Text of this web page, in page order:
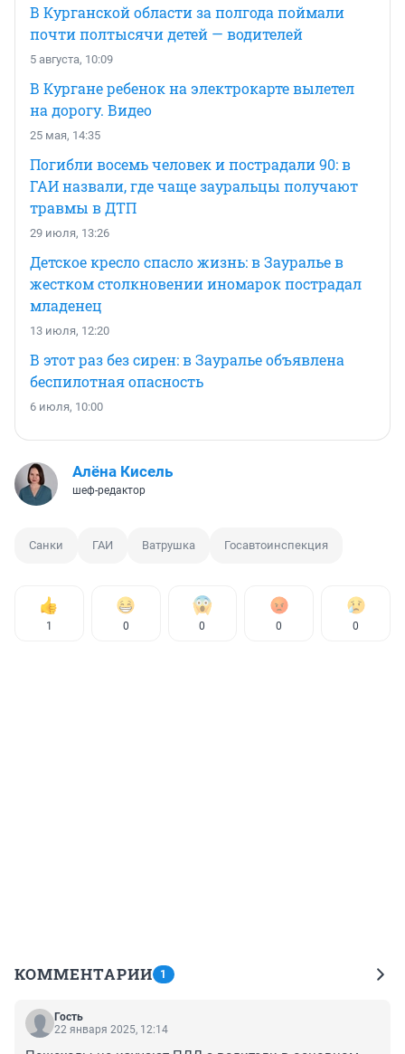
В Курганской области за полгода поймали
почти полтысячи детей — водителей
5 августа, 10:09
В Кургане ребенок на электрокарте вылетел
на дорогу. Видео
25 мая, 14:35
Погибли восемь человек и пострадали 90: в
ГАИ назвали, где чаще зауральцы получают
травмы в ДТП
29 июля, 13:26
Детское кресло спасло жизнь: в Зауралье в
жестком столкновении иномарок пострадал
младенец
13 июля, 12:20
В этот раз без сирен: в Зауралье объявлена
беспилотная опасность
6 июля, 10:00
Алёна Кисель
шеф-редактор
Санки ГАИ Ватрушка Госавтоинспекция
1 0 0 0 0
КОММЕНТАРИИ 1
Гость
22 января 2025, 12:14